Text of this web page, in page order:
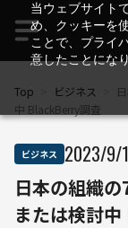
当ウェブサイト
め、クッキーを
ことで、プライ
意したことにな
Top ビジネス
中 BlackBerry調査
ビジネス 2023/9/
日本の組織
または検討